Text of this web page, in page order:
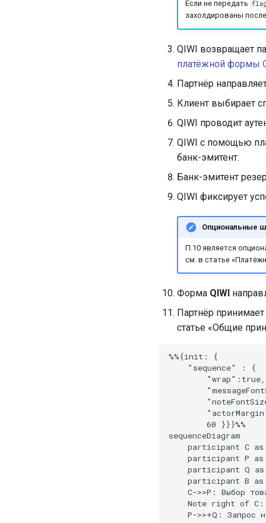
Если не передать
захолдированы
QIWI возвращает
платёжной формы
Партнёр
Клиент выбирает
QIWI проводит
QIWI с помощью
банк-эмитент.
Банк-эмитент
QIWI фиксирует
Опциональные
П.10 является
см. в статье
Форма QIWI
Партнёр
статье «Общие
%%{init: {
    "sequence" : {
        "wrap":true,
        60 }}}%%
sequenceDiagram
participant С as
participant P as
participant Q
participant B
С->>P: Выбор
Note right of
P->>+Q: Запрос